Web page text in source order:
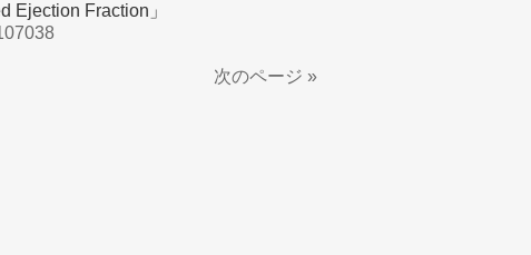
Ejection Fraction」
次のページ »